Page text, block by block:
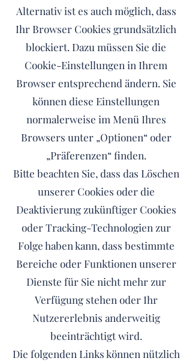
Alternativ ist es auch möglich, dass
Ihr Browser Cookies grundsätzlich
blockiert. Dazu müssen Sie die
Cookie-Einstellungen in Ihrem
Browser entsprechend ändern. Sie
können diese Einstellungen
normalerweise im Menü Ihres
Browsers unter „Optionen“ oder
„Präferenzen“ finden.
Bitte beachten Sie, dass das Löschen
unserer Cookies oder die
Deaktivierung zukünftiger Cookies
oder Tracking-Technologien zur
Folge haben kann, dass bestimmte
Bereiche oder Funktionen unserer
Dienste für Sie nicht mehr zur
Verfügung stehen oder Ihr
Nutzererlebnis anderweitig
beeinträchtigt wird.
Die folgenden Links können nützlich